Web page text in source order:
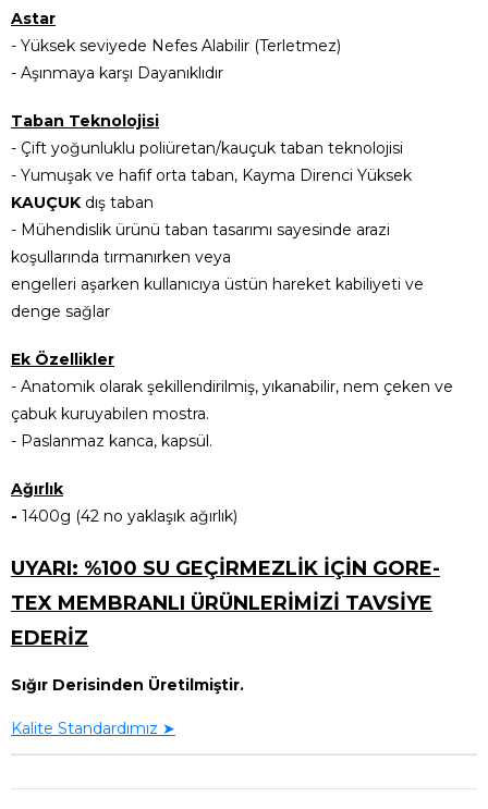
Astar
- Yüksek seviyede Nefes Alabilir (Terletmez)
- Aşınmaya karşı Dayanıklıdır
Taban Teknolojisi
- Çift yoğunluklu poliüretan/kauçuk taban teknolojisi
- Yumuşak ve hafif orta taban, Kayma Direnci Yüksek
KAUÇUK dış taban
- Mühendislik ürünü taban tasarımı sayesinde arazi
koşullarında tırmanırken veya
engelleri aşarken kullanıcıya üstün hareket kabiliyeti ve
denge sağlar
Ek Özellikler
- Anatomik olarak şekillendirilmiş, yıkanabilir, nem çeken ve
çabuk kuruyabilen mostra.
- Paslanmaz kanca, kapsül.
Ağırlık
- 1400g (42 no yaklaşık ağırlık)
UYARI: %100 SU GEÇİRMEZLİK İÇİN GORE-
TEX MEMBRANLI ÜRÜNLERİMİZİ TAVSİYE
EDERİZ
Sığır Derisinden Üretilmiştir.
Kalite Standardımız ➤